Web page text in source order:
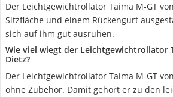
Der Leichtgewichtrollator Taima M-GT
Sitzfläche und einem Rückengurt
sich auf ihm gut ausruhen.
Wie viel wiegt der Leichtgewichtrollator
Dietz?
Der Leichtgewichtrollator Taima M-GT
ohne Zubehör. Damit gehört er zu den